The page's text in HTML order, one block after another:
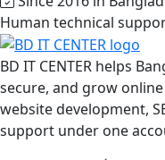
Human technical
BD IT CENTER helps
secure, and grow
website development,
support under one